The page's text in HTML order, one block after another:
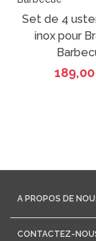
Set de 4
inox pour
A PROPOS DE
CONTACTEZ-